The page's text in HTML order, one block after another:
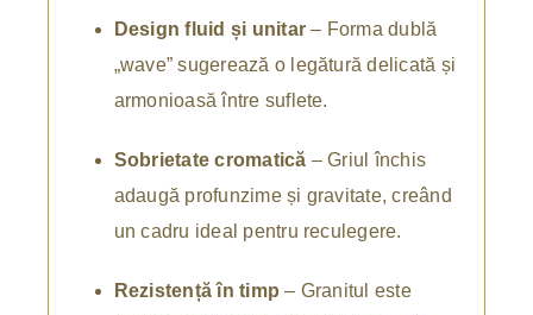
Design fluid și unitar– Forma dublă
„wave” sugerează o legătură delicată și
armonioasă între suflete.
Sobrietate cromatică – Griul închis
adaugă profunzime și gravitate, creând
un cadru ideal pentru reculegere.
Rezistență în timp – Granitul este